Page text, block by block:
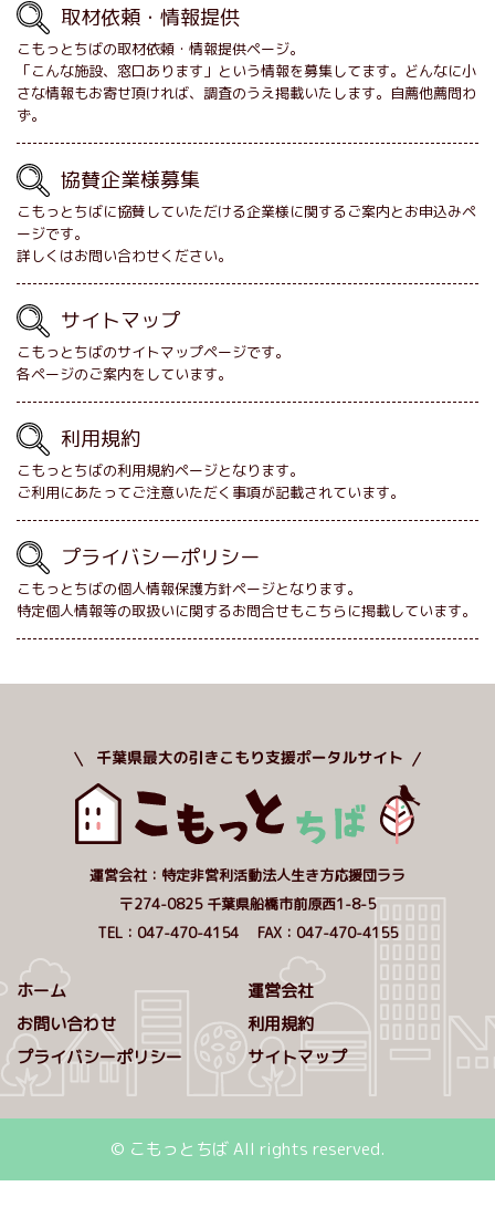
取材依頼・情報提供
こもっとちばの取材依頼・情報提供ページ。
「こんな施設、窓口あります」という情報を募集してます。どんなに小
さな情報もお寄せ頂ければ、調査のうえ掲載いたします。自薦他薦問わ
ず。
協賛企業様募集
こもっとちばに協賛していただける企業様に関するご案内とお申込みペ
ージです。
詳しくはお問い合わせください。
サイトマップ
こもっとちばのサイトマップページです。
各ページのご案内をしています。
利用規約
こもっとちばの利用規約ページとなります。
ご利用にあたってご注意いただく事項が記載されています。
プライバシーポリシー
こもっとちばの個人情報保護方針ページとなります。
特定個人情報等の取扱いに関するお問合せもこちらに掲載しています。
運営会社：特定非営利活動法人生き方応援団ララ
〒274-0825 千葉県船橋市前原西1-8-5
TEL：047-470-4154 FAX：047-470-4155
ホーム
運営会社
お問い合わせ
利用規約
プライバシーポリシー
サイトマップ
© こもっとちば All rights reserved.